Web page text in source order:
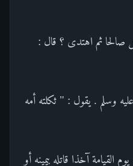
صالحا ثم اهتدى ؟ قال :
وسلم . يقول : " ثكلته أمه
آخذا قاتله بيمينه أو